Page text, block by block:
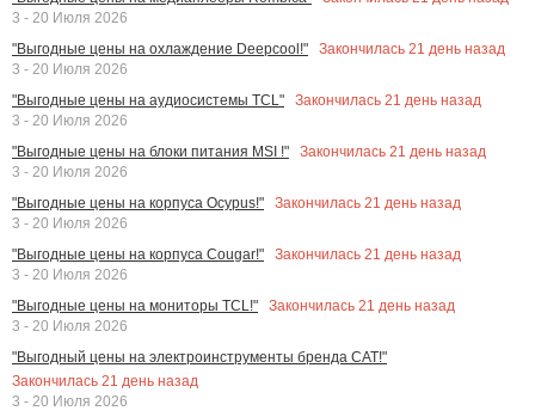
3 - 20 Июля 2026
"Выгодные цены на охлаждение Deepcool!"
Закончилась 21 день назад
3 - 20 Июля 2026
"Выгодные цены на аудиосистемы TCL"
Закончилась 21 день назад
3 - 20 Июля 2026
"Выгодные цены на блоки питания MSI !"
Закончилась 21 день назад
3 - 20 Июля 2026
"Выгодные цены на корпуса Ocypus!"
Закончилась 21 день назад
3 - 20 Июля 2026
"Выгодные цены на корпуса Cougar!"
Закончилась 21 день назад
3 - 20 Июля 2026
"Выгодные цены на мониторы TCL!"
Закончилась 21 день назад
3 - 20 Июля 2026
"Выгодный цены на электроинструменты бренда CAT!"
Закончилась 21 день назад
3 - 20 Июля 2026